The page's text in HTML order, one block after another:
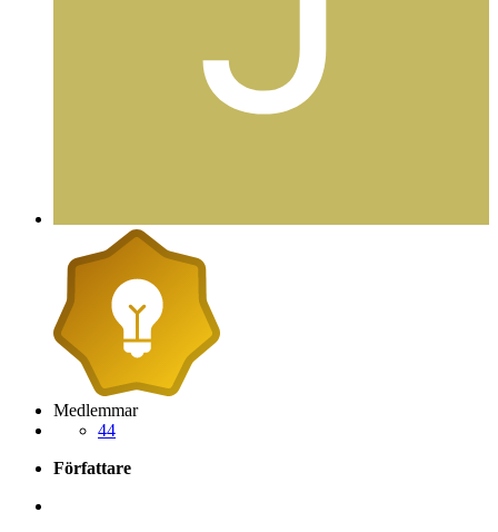
Medlemmar
44
Författare